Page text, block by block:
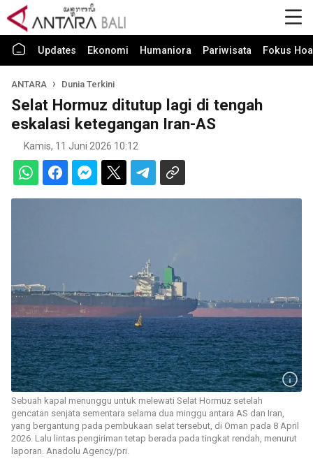
Updates Ekonomi Humaniora Pariwisata Fokus
ANTARA Dunia Terkini
Selat Hormuz ditutup lagi di tengah
eskalasi ketegangan Iran-AS
Kamis, 11 Juni 2026 10:12
Sebuah kapal menunggu untuk melewati Selat Hormuz setelah
gencatan senjata sementara selama dua minggu antara AS dan Iran,
yang bergantung pada pembukaan selat tersebut, di Oman pada 8 April
2026. Lalu lintas pengiriman tetap berada pada tingkat rendah, menurut
laporan. Anadolu Agency/pri.